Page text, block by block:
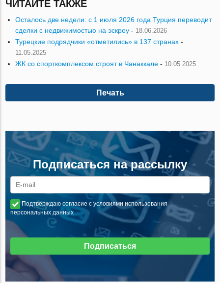
ЧИТАЙТЕ ТАКЖЕ
Осталось две недели: с 1 июля 2026 года Турция переводит
сделки с недвижимостью на эскроу - 18.06.2026
Турецкие подрядчики «отметились» в 137 странах -
11.05.2025
ЖК со спорткомплексом строят в Чанаккале - 10.05.2025
Печать
Подписаться на рассылку
Подтверждаю согласие с условиями использования
персональных данных
Подписаться